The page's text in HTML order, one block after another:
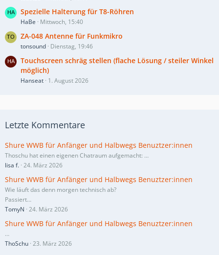
Spezielle Halterung für T8-Röhren
HaBe Mittwoch, 15:40
ZA-048 Antenne für Funkmikro
tonsound Dienstag, 19:46
Touchscreen schräg stellen (flache Lösung / steiler Winkel
möglich)
Hanseat 1. August 2026
Letzte Kommentare
Shure WWB für Anfänger und Halbwegs Benuztzer:innen
Thoschu hat einen eigenen Chatraum aufgemacht: …
lisa f. 24. März 2026
Shure WWB für Anfänger und Halbwegs Benuztzer:innen
Wie läuft das denn morgen technisch ab?
Passiert…
TomyN 24. März 2026
Shure WWB für Anfänger und Halbwegs Benuztzer:innen
…
ThoSchu 23. März 2026